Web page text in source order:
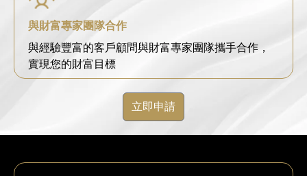
與財富專家團隊合作
與經驗豐富的客戶顧問與財富專家團隊攜手合作，
實現您的財富目標
立即申請